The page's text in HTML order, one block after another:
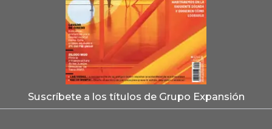
Suscríbete a los títulos de Grupo Expansión